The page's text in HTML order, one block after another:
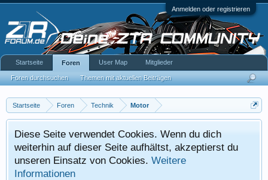
Anmelden oder registrieren
Startseite Foren Technik Motor
Diese Seite verwendet Cookies. Wenn du dich
weiterhin auf dieser Seite aufhältst, akzeptierst du
unseren Einsatz von Cookies. Weitere
Informationen
Startseite Foren
Foren durchsuchen Themen mit aktuellen Beiträgen
User Map Mitglieder